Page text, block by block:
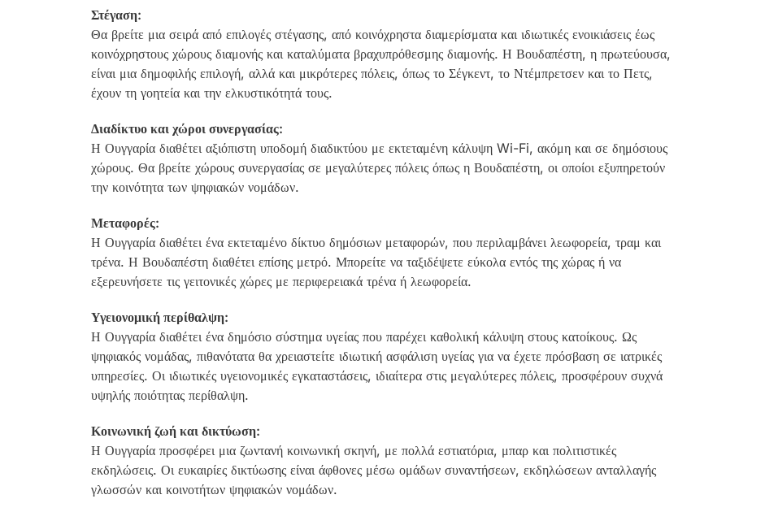
Στέγαση:
Θα βρείτε μια σειρά από επιλογές στέγασης, από κοινόχρηστα διαμερίσματα και ιδιωτικές ενοικιάσεις έως
κοινόχρηστους χώρους διαμονής και καταλύματα βραχυπρόθεσμης διαμονής. Η Βουδαπέστη, η πρωτεύουσα,
είναι μια δημοφιλής επιλογή, αλλά και μικρότερες πόλεις, όπως το Σέγκεντ, το Ντέμπρετσεν και το Πετς,
έχουν τη γοητεία και την ελκυστικότητά τους.
Διαδίκτυο και χώροι συνεργασίας:
Η Ουγγαρία διαθέτει αξιόπιστη υποδομή διαδικτύου με εκτεταμένη κάλυψη Wi-Fi, ακόμη και σε δημόσιους
χώρους. Θα βρείτε χώρους συνεργασίας σε μεγαλύτερες πόλεις όπως η Βουδαπέστη, οι οποίοι εξυπηρετούν
την κοινότητα των ψηφιακών νομάδων.
Μεταφορές:
Η Ουγγαρία διαθέτει ένα εκτεταμένο δίκτυο δημόσιων μεταφορών, που περιλαμβάνει λεωφορεία, τραμ και
τρένα. Η Βουδαπέστη διαθέτει επίσης μετρό. Μπορείτε να ταξιδέψετε εύκολα εντός της χώρας ή να
εξερευνήσετε τις γειτονικές χώρες με περιφερειακά τρένα ή λεωφορεία.
Υγειονομική περίθαλψη:
Η Ουγγαρία διαθέτει ένα δημόσιο σύστημα υγείας που παρέχει καθολική κάλυψη στους κατοίκους. Ως
ψηφιακός νομάδας, πιθανότατα θα χρειαστείτε ιδιωτική ασφάλιση υγείας για να έχετε πρόσβαση σε ιατρικές
υπηρεσίες. Οι ιδιωτικές υγειονομικές εγκαταστάσεις, ιδιαίτερα στις μεγαλύτερες πόλεις, προσφέρουν συχνά
υψηλής ποιότητας περίθαλψη.
Κοινωνική ζωή και δικτύωση:
Η Ουγγαρία προσφέρει μια ζωντανή κοινωνική σκηνή, με πολλά εστιατόρια, μπαρ και πολιτιστικές
εκδηλώσεις. Οι ευκαιρίες δικτύωσης είναι άφθονες μέσω ομάδων συναντήσεων, εκδηλώσεων ανταλλαγής
γλωσσών και κοινοτήτων ψηφιακών νομάδων.